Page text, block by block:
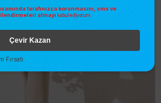
tarafınızca korunmasını, sms ve
almayı kabul ediyorum.
Çevir Kazan
Fırsatı